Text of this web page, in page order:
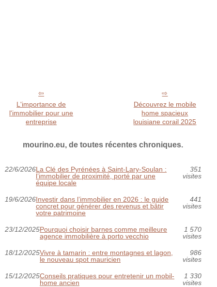
L'importance de
l'immobilier pour une
entreprise
Découvrez le mobile
home spacieux
louisiane corail 2025
mourino.eu, de toutes récentes chroniques.
22/6/2026La Clé des Pyrénées à Saint‑Lary‑Soulan :
l’immobilier de proximité, porté par une
équipe locale
351
visites
19/6/2026Investir dans l’immobilier en 2026 : le guide
concret pour générer des revenus et bâtir
votre patrimoine
441
visites
23/12/2025Pourquoi choisir barnes comme meilleure
agence immobilière à porto vecchio
1 570
visites
18/12/2025Vivre à tamarin : entre montagnes et lagon,
le nouveau spot mauricien
986
visites
15/12/2025Conseils pratiques pour entretenir un mobil-
home ancien
1 330
visites